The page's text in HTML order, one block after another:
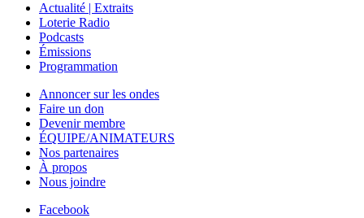
Actualité | Extraits
Loterie Radio
Podcasts
Émissions
Programmation
Annoncer sur les ondes
Faire un don
Devenir membre
ÉQUIPE/ANIMATEURS
Nos partenaires
À propos
Nous joindre
Facebook